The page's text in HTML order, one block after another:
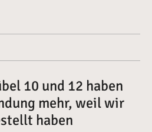
10 und 12 haben
mehr, weil wir
haben